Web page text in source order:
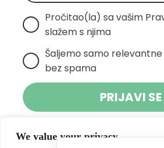
We value your privacy
Pročitao(la) sa vašim
slažem s njima
Šaljemo samo
bez spama
PRIJAVI SE
Klikom na gumb dajete suglasnost za
Otoka te se slažete s